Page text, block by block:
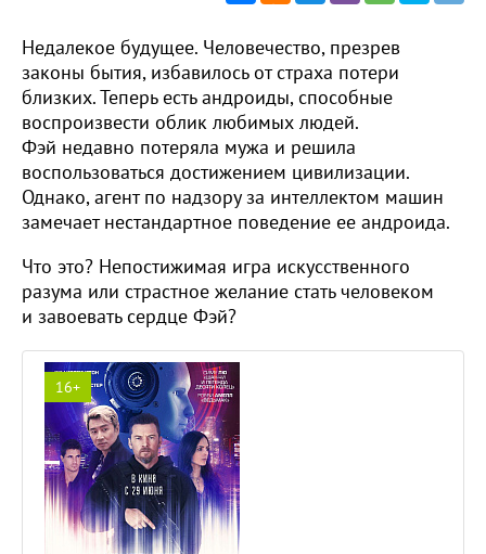
Недалекое будущее. Человечество, презрев
законы бытия, избавилось от страха потери
близких. Теперь есть андроиды, способные
воспроизвести облик любимых людей.
Фэй недавно потеряла мужа и решила
воспользоваться достижением цивилизации.
Однако, агент по надзору за интеллектом машин
замечает нестандартное поведение ее андроида.
Что это? Непостижимая игра искусственного
разума или страстное желание стать человеком
и завоевать сердце Фэй?
16+